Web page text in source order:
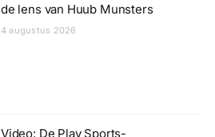
de lens van Huub Munsters
4 augustus 2026
Video: De Play Sports-